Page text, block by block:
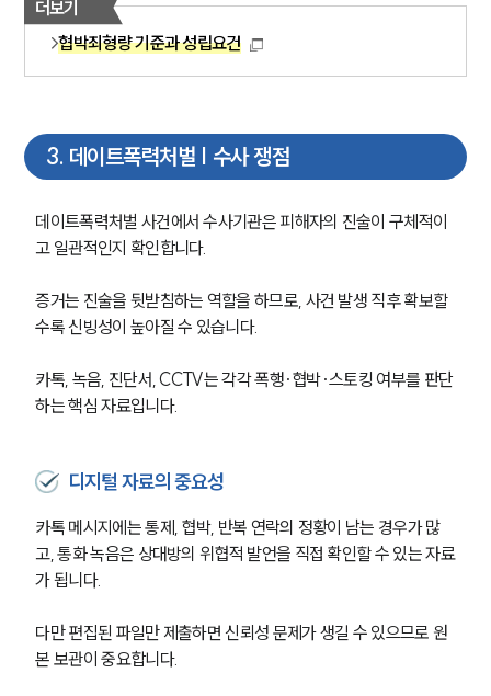
더보기
협박죄형량 기준과 성립요건
3. 데이트폭력처벌 | 수사 쟁점
데이트폭력처벌 사건에서 수사기관은 피해자의 진술이 구체적이
고 일관적인지 확인합니다.
증거는 진술을 뒷받침하는 역할을 하므로, 사건 발생 직후 확보할
수록 신빙성이 높아질 수 있습니다.
카톡, 녹음, 진단서, CCTV는 각각 폭행·협박·스토킹 여부를 판단
하는 핵심 자료입니다.
디지털 자료의 중요성
카톡 메시지에는 통제, 협박, 반복 연락의 정황이 남는 경우가 많
고, 통화 녹음은 상대방의 위협적 발언을 직접 확인할 수 있는 자료
가 됩니다.
다만 편집된 파일만 제출하면 신뢰성 문제가 생길 수 있으므로 원
본 보관이 중요합니다.